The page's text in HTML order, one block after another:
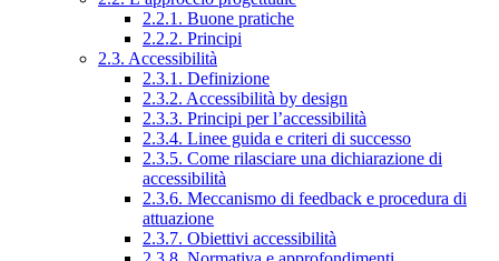
2.2.1. Buone pratiche
2.2.2. Principi
2.3. Accessibilità
2.3.1. Definizione
2.3.2. Accessibilità by design
2.3.3. Principi per l’accessibilità
2.3.4. Linee guida e criteri di successo
2.3.5. Come rilasciare una dichiarazione di
accessibilità
2.3.6. Meccanismo di feedback e procedura di
attuazione
2.3.7. Obiettivi accessibilità